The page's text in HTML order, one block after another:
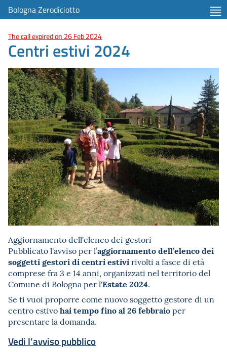
Bologna Zerodiciotto
The call expired on 26 Feb 2024
Centri estivi 2024
Aggiornamento dell'elenco dei gestori
Pubblicato l'avviso per l’aggiornamento dell’elenco dei
soggetti gestori di centri estivirivolti a fasce di età
comprese fra 3 e 14 anni, organizzati nel territorio del
Comune di Bologna per l'Estate 2024.
Se ti vuoi proporre come nuovo soggetto gestore di un
centro estivohai tempo fino al 26 febbraioper
presentare la domanda.
Vedi l’avviso pubblico